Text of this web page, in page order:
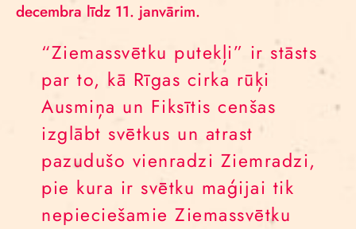
decembra līdz 11. janvārim.
“Ziemassvētku putekļi” ir stāsts
par to, kā Rīgas cirka rūķi
Ausmiņa un Fiksītis cenšas
izglābt svētkus un atrast
pazudušo vienradzi Ziemradzi,
pie kura ir svētku maģijai tik
nepieciešamie Ziemassvētku